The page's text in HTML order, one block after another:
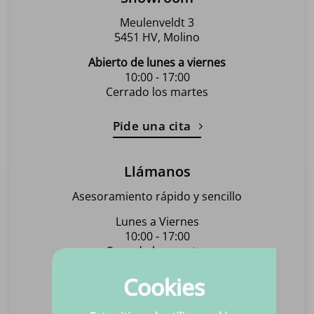
producto
Meulenveldt 3
5451 HV, Molino
Abierto de lunes a viernes
10:00 - 17:00
Cerrado los martes
Pide una cita
Llámanos
Asesoramiento rápido y sencillo
Lunes a Viernes
10:00 - 17:00
Cerrado los martes
Llame al +31(0)6 463 869 15
Cookies